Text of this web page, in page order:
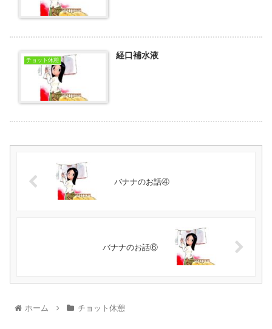
チョット休憩 経口補水液
バナナのお話④
バナナのお話⑥
ホーム チョット休憩